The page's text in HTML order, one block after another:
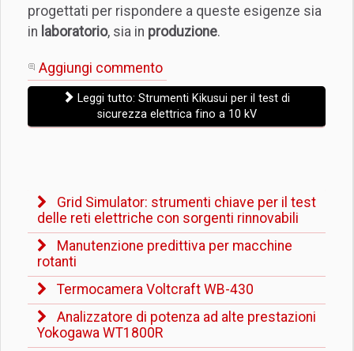
progettati per rispondere a queste esigenze sia
in laboratorio, sia in produzione.
Aggiungi commento
Leggi tutto: Strumenti Kikusui per il test di
sicurezza elettrica fino a 10 kV
Grid Simulator: strumenti chiave per il test
delle reti elettriche con sorgenti rinnovabili
Manutenzione predittiva per macchine
rotanti
Termocamera Voltcraft WB-430
Analizzatore di potenza ad alte prestazioni
Yokogawa WT1800R